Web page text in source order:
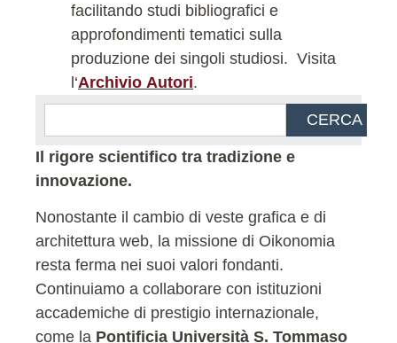
facilitando studi bibliografici e
approfondimenti tematici sulla
produzione dei singoli studiosi. Visita
l‘Archivio Autori.
CERCA
Il rigore scientifico tra tradizione e
innovazione.
Nonostante il cambio di veste grafica e di
architettura web, la missione di Oikonomia
resta ferma nei suoi valori fondanti.
Continuiamo a collaborare con istituzioni
accademiche di prestigio internazionale,
come la Pontificia Università S. Tommaso